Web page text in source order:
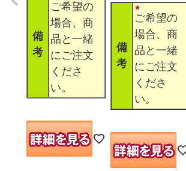
備
考
ご希望の
場合、商
品と一緒
にご注文
くださ
い。
備
考
ご希望の
場合、商
品と一緒
にご注文
くださ
い。